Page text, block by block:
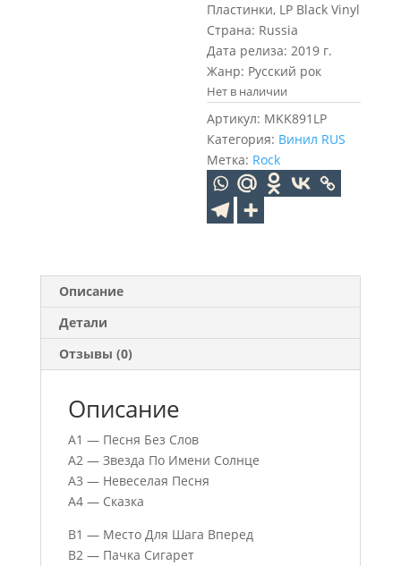
Пластинки, LP Black Vinyl
Страна: Russia
Дата релиза: 2019 г.
Жанр: Русский рок
Нет в наличии
Артикул: MKK891LP
Категория: Винил RUS
Метка: Rock
Описание
Детали
Отзывы (0)
Описание
A1 — Песня Без Слов
A2 — Звезда По Имени Солнце
A3 — Невеселая Песня
A4 — Сказка
B1 — Место Для Шага Вперед
B2 — Пачка Сигарет